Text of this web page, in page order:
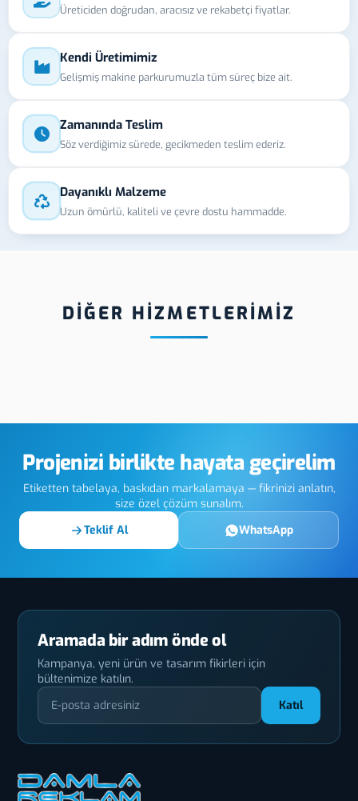
Üreticiden doğrudan, aracısız ve rekabetçi fiyatlar.
Kendi Üretimimiz
Gelişmiş makine parkurumuzla tüm süreç bize ait.
Zamanında Teslim
Söz verdiğimiz sürede, gecikmeden teslim ederiz.
Dayanıklı Malzeme
Uzun ömürlü, kaliteli ve çevre dostu hammadde.
DİĞER HİZMETLERİMİZ
Projenizi birlikte hayata geçirelim
Etiketten tabelaya, baskıdan markalamaya — fikrinizi anlatın,
size özel çözüm sunalım.
Teklif Al
WhatsApp
Aramada bir adım önde ol
Kampanya, yeni ürün ve tasarım fikirleri için
bültenimize katılın.
Katıl